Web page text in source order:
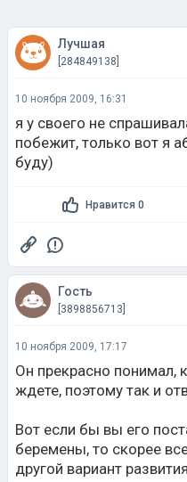
Лучшая
[284849138]
10 ноября 2009, 16:31
я у своего не
побежит, только вот я
буду)
Нравится 0
Гость
[3898856713]
10 ноября 2009, 17:17
Он прекрасно понимал,
ждете, поэтому так и
Вот если бы вы его
беремены, то скорее
другой вариант